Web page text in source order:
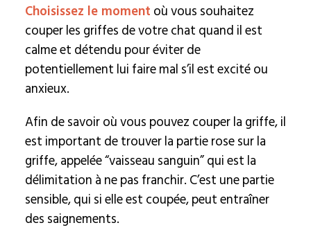
Choisissez le moment où vous souhaitez
couper les griffes de votre chat quand il est
calme et détendu pour éviter de
potentiellement lui faire mal s’il est excité ou
anxieux.
Afin de savoir où vous pouvez couper la griffe, il
est important de trouver la partie rose sur la
griffe, appelée “vaisseau sanguin” qui est la
délimitation à ne pas franchir. C’est une partie
sensible, qui si elle est coupée, peut entraîner
des saignements.